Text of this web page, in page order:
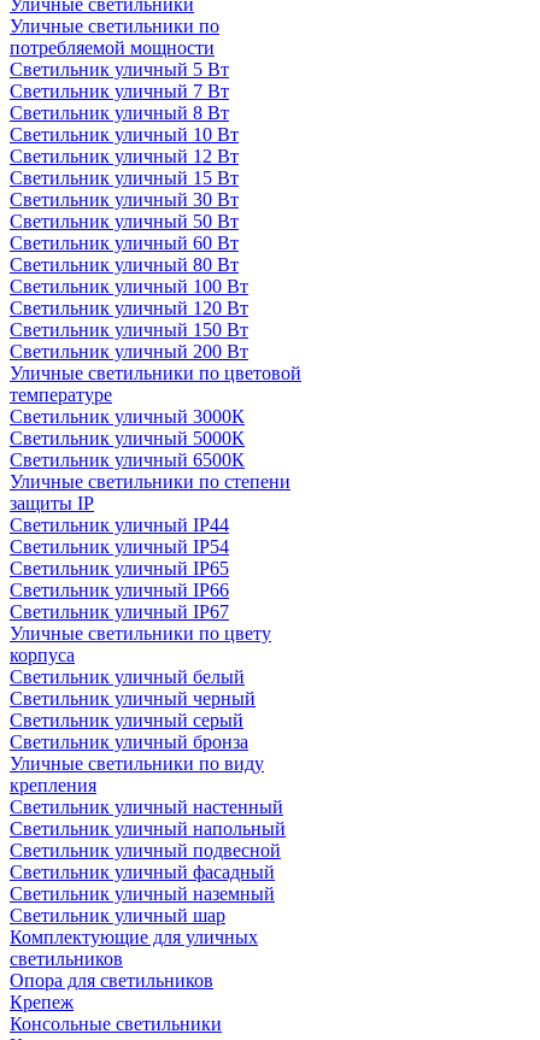
Уличные светильники
Уличные светильники по
потребляемой мощности
Светильник уличный 5 Вт
Светильник уличный 7 Вт
Светильник уличный 8 Вт
Светильник уличный 10 Вт
Светильник уличный 12 Вт
Светильник уличный 15 Вт
Светильник уличный 30 Вт
Светильник уличный 50 Вт
Светильник уличный 60 Вт
Светильник уличный 80 Вт
Светильник уличный 100 Вт
Светильник уличный 120 Вт
Светильник уличный 150 Вт
Светильник уличный 200 Вт
Уличные светильники по цветовой
температуре
Cветильник уличный 3000К
Cветильник уличный 5000К
Cветильник уличный 6500К
Уличные светильники по степени
защиты IP
Светильник уличный IP44
Светильник уличный IP54
Светильник уличный IP65
Светильник уличный IP66
Светильник уличный IP67
Уличные светильники по цвету
корпуса
Светильник уличный белый
Светильник уличный черный
Светильник уличный серый
Светильник уличный бронза
Уличные светильники по виду
крепления
Светильник уличный настенный
Светильник уличный напольный
Светильник уличный подвесной
Светильник уличный фасадный
Светильник уличный наземный
Cветильник уличный шар
Комплектующие для уличных
светильников
Опора для светильников
Крепеж
Консольные светильники